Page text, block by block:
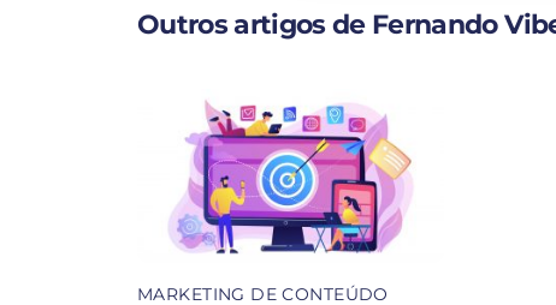
Outros artigos de Fernando
MARKETING DE CONTEÚDO